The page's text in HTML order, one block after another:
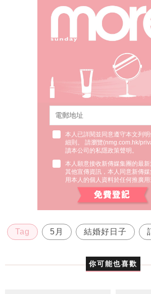
本人已詳閱並同意遵守本文列明
細則。 請瀏覽(nmg.com.hk/
讀本公司的私隱政策聲明。
本人願意接收新傳媒集團的最新
其他宣傳資訊，本人同意新傳媒
用本人的個人資料於任何推廣用
Tag 5月 結婚好日子
你可能也喜歡